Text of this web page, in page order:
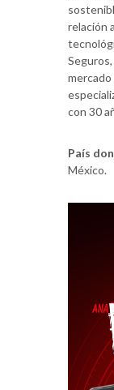
relación
mercado
con 30
País
México.